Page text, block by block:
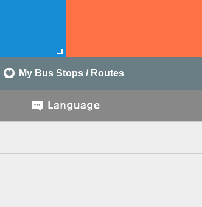
My Bus Stops / Routes